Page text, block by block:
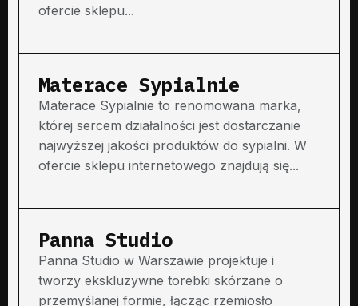
ofercie sklepu...
Materace Sypialnie
Materace Sypialnie to renomowana marka,
której sercem działalności jest dostarczanie
najwyższej jakości produktów do sypialni. W
ofercie sklepu internetowego znajdują się...
Panna Studio
Panna Studio w Warszawie projektuje i
tworzy ekskluzywne torebki skórzane o
przemyślanej formie, łącząc rzemiosło